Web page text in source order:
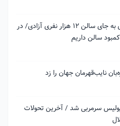
سالن ۱۸ هزار نفری به جای سالن ۱۲ هزار نفری آزادی/ در
سالن داریم
نایب‌قهرمان جهان را زد
سرمربی شد / آخرین تحولات